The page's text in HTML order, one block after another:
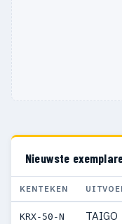
Nieuwste
KENTEKEN
KRX-50-N TAIGO